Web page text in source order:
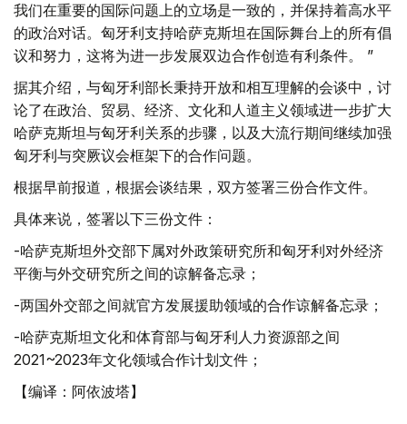
我们在重要的国际问题上的立场是一致的，并保持着高水平
的政治对话。匈牙利支持哈萨克斯坦在国际舞台上的所有倡
议和努力，这将为进一步发展双边合作创造有利条件。 ”
据其介绍，与匈牙利部长秉持开放和相互理解的会谈中，讨
论了在政治、贸易、经济、文化和人道主义领域进一步扩大
哈萨克斯坦与匈牙利关系的步骤，以及大流行期间继续加强
匈牙利与突厥议会框架下的合作问题。
根据早前报道，根据会谈结果，双方签署三份合作文件。
具体来说，签署以下三份文件：
-哈萨克斯坦外交部下属对外政策研究所和匈牙利对外经济
平衡与外交研究所之间的谅解备忘录；
-两国外交部之间就官方发展援助领域的合作谅解备忘录；
-哈萨克斯坦文化和体育部与匈牙利人力资源部之间
2021~2023年文化领域合作计划文件；
【编译：阿依波塔】